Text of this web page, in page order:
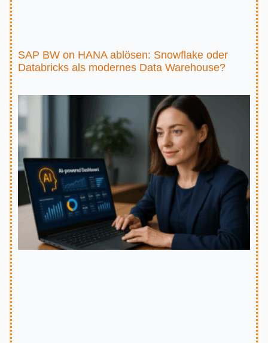
SAP BW on HANA ablösen: Snowflake oder
Databricks als modernes Data Warehouse?